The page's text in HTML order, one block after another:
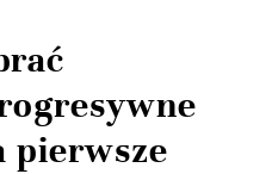
pierwsze